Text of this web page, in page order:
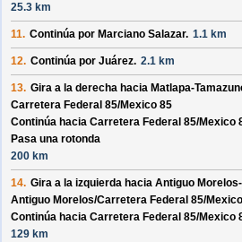
25.3 km
11. Continúa por Marciano Salazar. 1.1 km
12. Continúa por Juárez. 2.1 km
13. Gira a la derecha hacia Matlapa-
Carretera Federal 85/Mexico 85
Continúa hacia Carretera Federal 85/Mexico
Pasa una rotonda
200 km
14. Gira a la izquierda hacia Antiguo
Antiguo Morelos/Carretera Federal 85/
Continúa hacia Carretera Federal 85/Mexico
129 km